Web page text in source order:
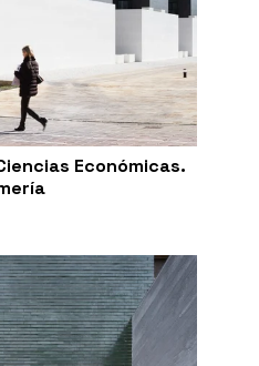
Económicas.